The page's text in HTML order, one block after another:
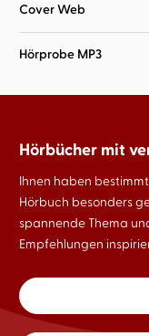
Cover Web
Hörprobe MP3
Hörbücher mit
Ihnen haben
Hörbuch besonders
spannende Thema
Empfehlungen